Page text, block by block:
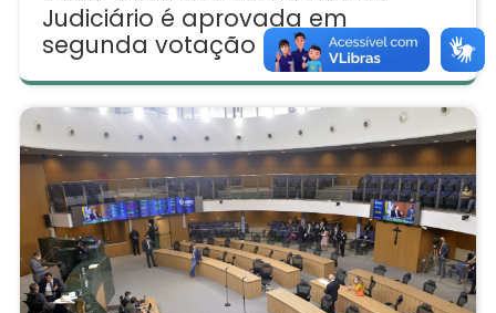
Judiciário é aprovada em
segunda votação na Alego